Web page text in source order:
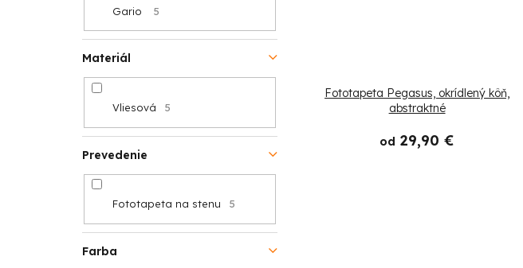
Gario 5
Materiál
Vliesová 5
Prevedenie
Fototapeta na stenu 5
Farba
Fototapeta Pegasus, okrídlený kôň,
abstraktné
od 29,90 €